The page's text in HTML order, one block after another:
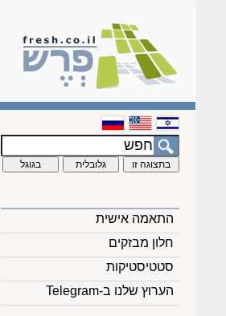
התאמה אישית
חלון מבזקים
סטטיסטיקות
הערוץ שלנו ב-Telegram